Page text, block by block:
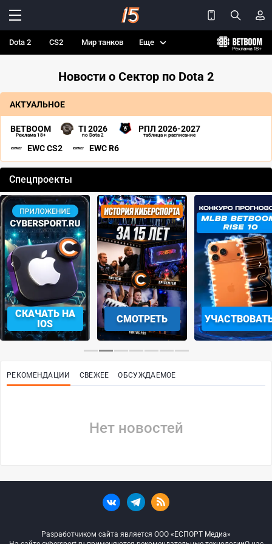
Dota 2 CS2 Мир танков Еще
Новости о Сектор по Dota 2
АКТУАЛЬНОЕ
BETBOOM
Реклама 18+
TI 2026
по Dota 2
РПЛ 2026-2027
таблица и расписание
EWC CS2 EWC R6
Спецпроекты
СКАЧАТЬ НА
IOS
СМОТРЕТЬ
‹ ›
РЕКОМЕНДАЦИИ СВЕЖЕЕ ОБСУЖДАЕМОЕ
Нет новостей
Разработчиком сайта является ООО «ЕСПОРТ Медиа»